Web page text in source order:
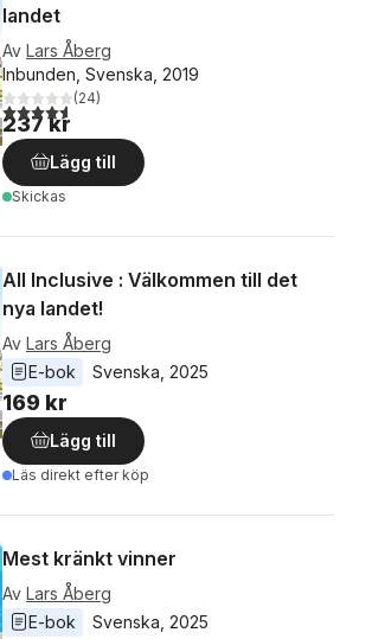
landet
Av Lars Åberg
Inbunden, Svenska, 2019
4,6utav 5 stjärnor. Totalt antal röster:
(24)
237 kr
Lägg till
Skickas
All Inclusive : Välkommen till det
nya landet!
Av Lars Åberg
E-bok
Svenska 2025
169 kr
Lägg till
Läs direkt efter köp
Mest kränkt vinner
Av Lars Åberg
E-bok
Svenska 2025